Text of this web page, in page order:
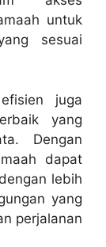
untuk
sesuai
juga
yang
Dengan
dapat
lebih
yang
perjalanan